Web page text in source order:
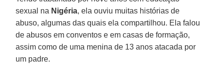
sexual na Nigéria, ela ouviu muitas histórias de
abuso, algumas das quais ela compartilhou. Ela falou
de abusos em conventos e em casas de formação,
assim como de uma menina de 13 anos atacada por
um padre.